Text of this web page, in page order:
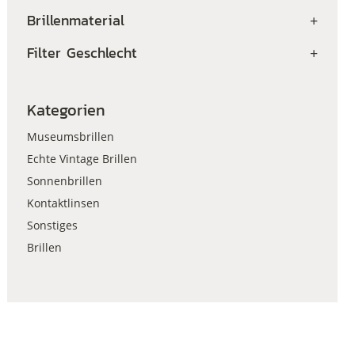
Brillenmaterial +
Filter Geschlecht +
Kategorien
Museumsbrillen
Echte Vintage Brillen
Sonnenbrillen
Kontaktlinsen
Sonstiges
Brillen